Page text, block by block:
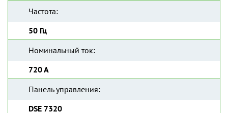
Частота:
50 Гц
Номинальный ток:
720 А
Панель управления:
DSE 7320